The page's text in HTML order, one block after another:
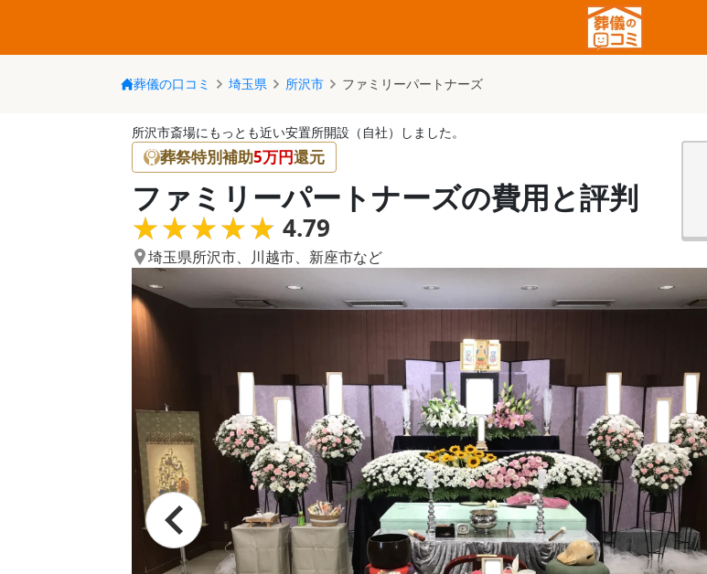
葬儀の口コミ 埼玉県 所沢市 ファミリーパートナーズ
所沢市斎場にもっとも近い安置所開設（自社）しました。
葬祭特別補助5万円還元
ファミリーパートナーズの費用と評判
★★★★★
★★★★★ 4.79
埼玉県所沢市、 川越市、 新座市など